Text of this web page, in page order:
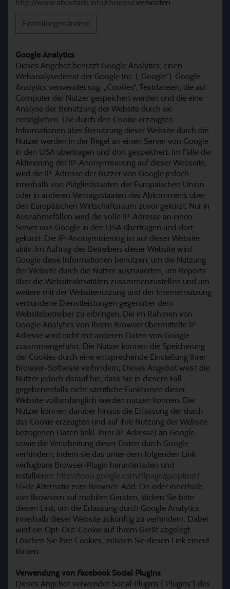
http://www.aboutads.info/choices/ verwalten.
Einstellungen ändern
Google Analytics
Dieses Angebot benutzt Google Analytics, einen
Webanalysedienst der Google Inc. („Google“). Google
Analytics verwendet sog. „Cookies“, Textdateien, die auf
Computer der Nutzer gespeichert werden und die eine
Analyse der Benutzung der Website durch sie
ermöglichen. Die durch den Cookie erzeugten
Informationen über Benutzung dieser Website durch die
Nutzer werden in der Regel an einen Server von Google
in den USA übertragen und dort gespeichert. Im Falle der
Aktivierung der IP-Anonymisierung auf dieser Webseite,
wird die IP-Adresse der Nutzer von Google jedoch
innerhalb von Mitgliedstaaten der Europäischen Union
oder in anderen Vertragsstaaten des Abkommens über
den Europäischen Wirtschaftsraum zuvor gekürzt. Nur in
Ausnahmefällen wird die volle IP-Adresse an einen
Server von Google in den USA übertragen und dort
gekürzt. Die IP-Anonymisierung ist auf dieser Website
aktiv. Im Auftrag des Betreibers dieser Website wird
Google diese Informationen benutzen, um die Nutzung
der Website durch die Nutzer auszuwerten, um Reports
über die Websiteaktivitäten zusammenzustellen und um
weitere mit der Websitenutzung und der Internetnutzung
verbundene Dienstleistungen gegenüber dem
Websitebetreiber zu erbringen. Die im Rahmen von
Google Analytics von Ihrem Browser übermittelte IP-
Adresse wird nicht mit anderen Daten von Google
zusammengeführt. Die Nutzer können die Speicherung
der Cookies durch eine entsprechende Einstellung Ihrer
Browser-Software verhindern; Dieses Angebot weist die
Nutzer jedoch darauf hin, dass Sie in diesem Fall
gegebenenfalls nicht sämtliche Funktionen dieser
Website vollumfänglich werden nutzen können. Die
Nutzer können darüber hinaus die Erfassung der durch
das Cookie erzeugten und auf ihre Nutzung der Website
bezogenen Daten (inkl. Ihrer IP-Adresse) an Google
sowie die Verarbeitung dieser Daten durch Google
verhindern, indem sie das unter dem folgenden Link
verfügbare Browser-Plugin herunterladen und
installieren: http://tools.google.com/dlpage/gaoptout?
hl=de.Alternativ zum Browser-Add-On oder innerhalb
von Browsern auf mobilen Geräten, klicken Sie bitte
diesen Link, um die Erfassung durch Google Analytics
innerhalb dieser Website zukünftig zu verhindern. Dabei
wird ein Opt-Out-Cookie auf Ihrem Gerät abgelegt.
Löschen Sie Ihre Cookies, müssen Sie diesen Link erneut
klicken.
Verwendung von Facebook Social Plugins
Dieses Angebot verwendet Social Plugins ("Plugins") des